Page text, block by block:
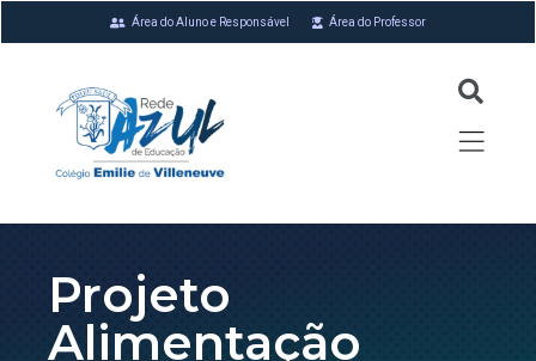
Área do Aluno e Responsável Área do Professor
Projeto
Alimentação